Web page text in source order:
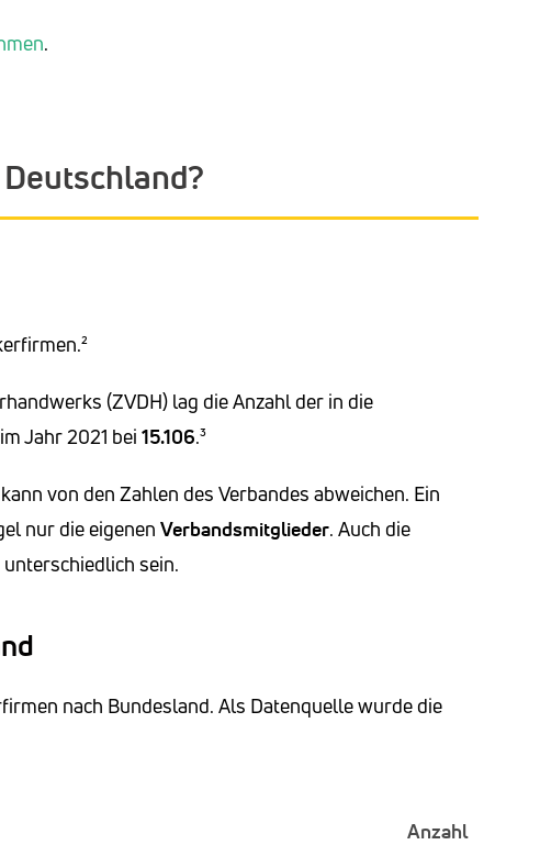
.
(ZVDH) lag die Anzahl der in die
Jahr 2021 bei 15.106.³
von den Zahlen des Verbandes abweichen. Ein
nur die eigenen Verbandsmitglieder. Auch die
sein.
nach Bundesland. Als Datenquelle wurde die
Anzahl